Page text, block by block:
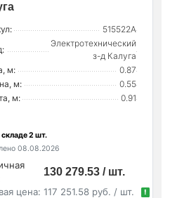
515522А
Электротехнический
з-д Калуга
м:
0.87
м:
0.55
м:
0.91
2 шт.
08.08.2026
130 279.53 / шт.
цена: 117 251.58 руб. / шт. !